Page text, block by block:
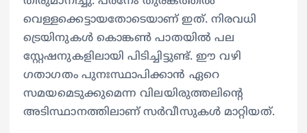
വെള്ളക്കെട്ടായതോടെയാണ് ഇത്. നിരവധി
ട്രെയിനുകൾ കൊങ്കൺ പാതയിൽ പല
സ്റ്റേഷനുകളിലായി പിടിച്ചിട്ടുണ്ട്. ഈ വഴി
ഗതാഗതം പുനഃസ്ഥാപിക്കാൻ ഏറെ
സമയമെടുക്കുമെന്ന വിലയിരുത്തലിൻ്റെ
അടിസ്ഥാനത്തിലാണ് സര്‍വീസുകൾ മാറ്റിയത്.